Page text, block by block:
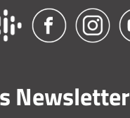
Newsletter